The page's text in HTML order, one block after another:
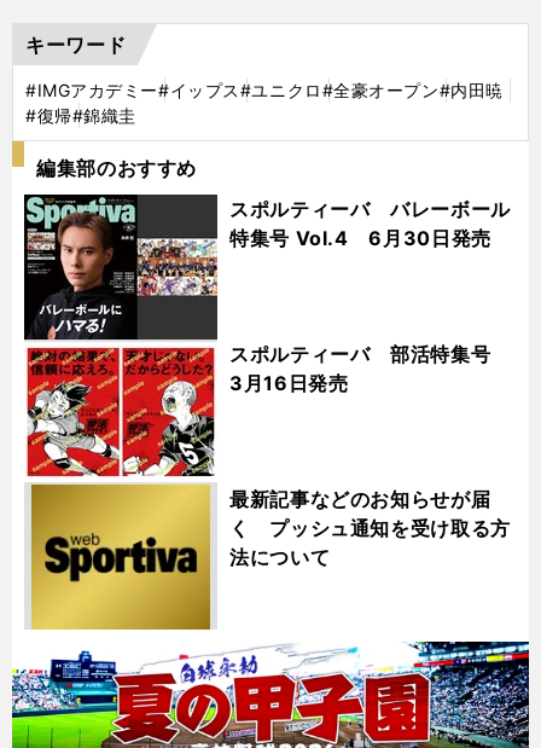
キーワード
#IMGアカデミー#イップス#ユニクロ#全豪オープン#内田暁
#復帰#錦織圭
編集部のおすすめ
スポルティーバ バレーボール
特集号 Vol.4 6月30日発売
スポルティーバ 部活特集号
3月16日発売
最新記事などのお知らせが届
く プッシュ通知を受け取る方
法について